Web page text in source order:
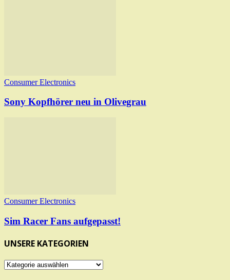
Consumer Electronics
Sony Kopfhörer neu in Olivegrau
Consumer Electronics
Sim Racer Fans aufgepasst!
UNSERE KATEGORIEN
UNSERE